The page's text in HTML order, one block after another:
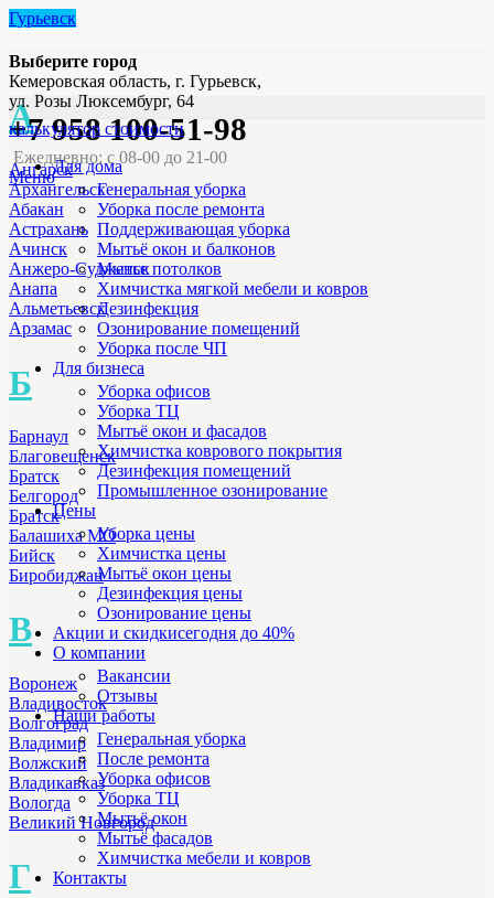
Гурьевск
Выберите город
А
Ангарск
Архангельск
Абакан
Астрахань
Ачинск
Анжеро-Судженск
Анапа
Альметьевск
Арзамас
Б
Барнаул
Благовещенск
Братск
Белгород
Братск
Балашиха МО
Бийск
Биробиджан
В
Воронеж
Владивосток
Волгоград
Владимир
Волжский
Владикавказ
Вологда
Великий Новгород
Г
Кемеровская область, г. Гурьевск,
ул. Розы Люксембург, 64
+7 958 100-51-98
Ежедневно: с 08-00 до 21-00
Меню
калькулятор стоимости
Для дома
Генеральная уборка
Уборка после ремонта
Поддерживающая уборка
Мытьё окон и балконов
Мытье потолков
Химчистка мягкой мебели и ковров
Дезинфекция
Озонирование помещений
Уборка после ЧП
Для бизнеса
Уборка офисов
Уборка ТЦ
Мытьё окон и фасадов
Химчистка коврового покрытия
Дезинфекция помещений
Промышленное озонирование
Цены
Уборка цены
Химчистка цены
Мытьё окон цены
Дезинфекция цены
Озонирование цены
Акции и скидкисегодня до 40%
О компании
Вакансии
Отзывы
Наши работы
Генеральная уборка
После ремонта
Уборка офисов
Уборка ТЦ
Мытьё окон
Мытьё фасадов
Химчистка мебели и ковров
Контакты